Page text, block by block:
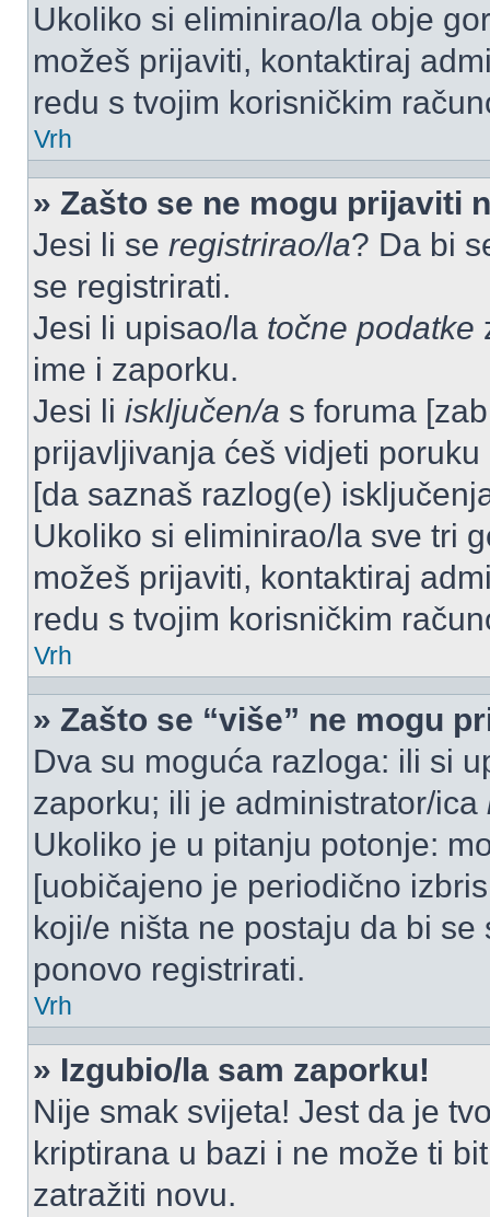
Ukoliko si eliminirao/la obje
možeš prijaviti, kontaktiraj
redu s tvojim korisničkim
Vrh
» Zašto se ne mogu prijaviti
Jesi li se registrirao/la? Da bi
se registrirati.
Jesi li upisao/la točne podatke
ime i zaporku.
Jesi li isključen/a s foruma
prijavljivanja ćeš vidjeti
[da saznaš razlog(e)
Ukoliko si eliminirao/la sve tri
možeš prijaviti, kontaktiraj
redu s tvojim korisničkim
Vrh
» Zašto se “više” ne mogu
Dva su moguća razloga: ili si
zaporku; ili je administrator/ica
Ukoliko je u pitanju potonje:
[uobičajeno je periodično
koji/e ništa ne postaju da bi
ponovo registrirati.
Vrh
» Izgubio/la sam zaporku!
Nije smak svijeta! Jest da je
kriptirana u bazi i ne može ti
zatražiti novu.